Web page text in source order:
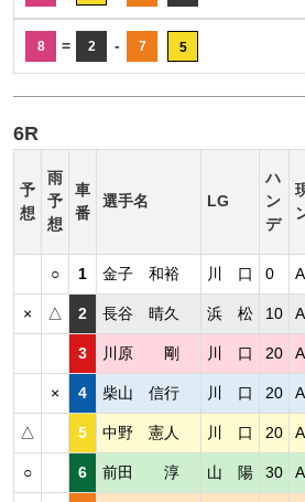
8 = 2 - 7 5
6R
予
想
雨
予
想
車
番
選手名 LG
ハ
ン
デ
○ 1 金子 和裕 川 口 0
× △ 2 長谷 晴久 浜 松 10
3 川原 剛 川 口 20
× 4 柴山 信行 川 口 20
△ 5 中野 憲人 川 口 20
○ 6 前田 淳 山 陽 30